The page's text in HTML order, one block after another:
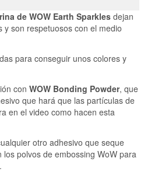
de WOW Earth Sparkles dejan
y son respetuosos con el medio
para conseguir unos colores y
con WOW Bonding Powder, que
que hará que las partículas de
en el video como hacen esta
otro adhesivo que seque
polvos de embossing WoW para